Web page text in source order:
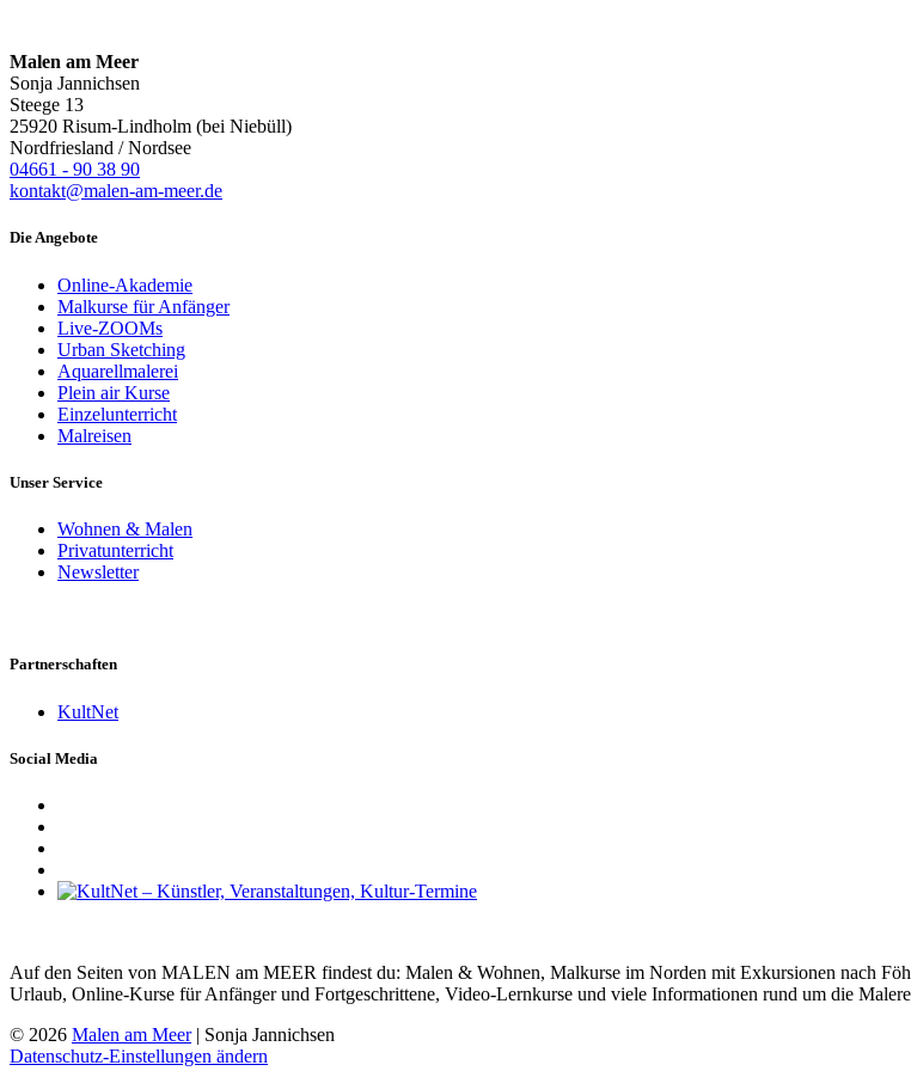
Malen am Meer
Sonja Jannichsen
Steege 13
25920 Risum-Lindholm (bei Niebüll)
Nordfriesland / Nordsee
04661 - 90 38 90
kontakt@malen-am-meer.de
Die Angebote
Online-Akademie
Malkurse für Anfänger
Live-ZOOMs
Urban Sketching
Aquarellmalerei
Plein air Kurse
Einzelunterricht
Malreisen
Unser Service
Wohnen & Malen
Privatunterricht
Newsletter
Partnerschaften
KultNet
Social Media
Auf den Seiten von MALEN am MEER findest du: Malen & Wohnen, Malkurse im Norden mit Exkursionen nach
Urlaub, Online-Kurse für Anfänger und Fortgeschrittene, Video-Lernkurse und viele Informationen rund um die
© 2026 Malen am Meer| Sonja Jannichsen
Datenschutz-Einstellungen ändern